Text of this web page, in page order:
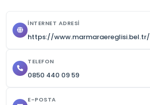
sağlamaktadır.
İNTERNET ADRESI
https://www.marmaraereglisi.bel.tr/
TELEFON
0850 440 09 59
E-POSTA